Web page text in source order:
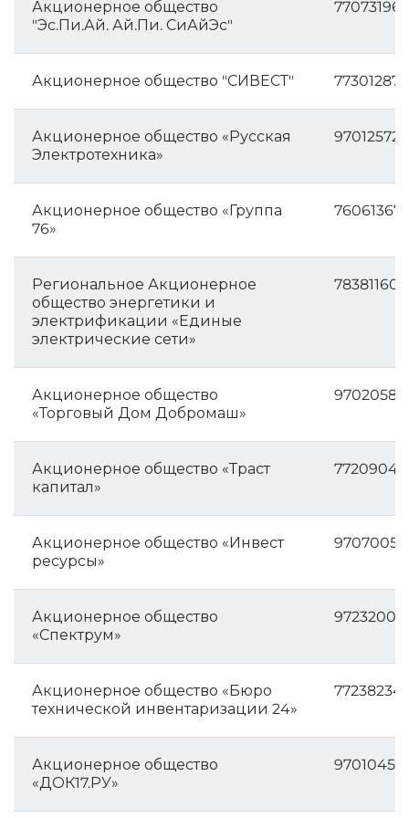
Акционерное общество
"Эс.Пи.Ай. Ай.Пи. СиАйЭс"
Акционерное общество "СИВЕСТ"
Акционерное общество «Русская
Электротехника»
Акционерное общество «Группа
76»
Региональное Акционерное
общество энергетики и
электрификации «Единые
электрические сети»
Акционерное общество
«Торговый Дом Добромаш»
Акционерное общество «Траст
капитал»
Акционерное общество «Инвест
ресурсы»
Акционерное общество
«Спектрум»
Акционерное общество «Бюро
технической инвентаризации 24»
Акционерное общество
«ДОК17.РУ»